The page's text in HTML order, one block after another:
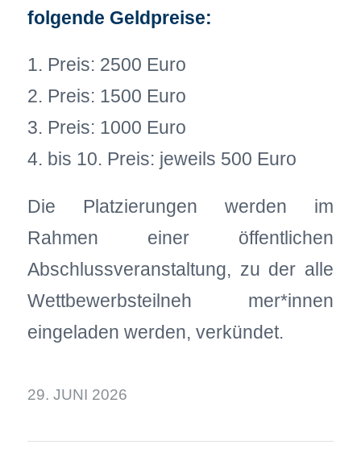
folgende Geldpreise:
1. Preis: 2500 Euro
2. Preis: 1500 Euro
3. Preis: 1000 Euro
4. bis 10. Preis: jeweils 500 Euro
Die Platzierungen werden im
Rahmen einer öffentlichen
Abschlussveranstaltung, zu der alle
Wettbewerbsteilneh mer*innen
eingeladen werden, verkündet.
29. JUNI 2026